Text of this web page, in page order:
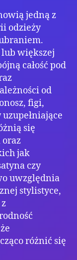
jedną z
odzieży
lub większej
całość pod
od
figi,
się
oraz
jak
czy
uwzględnia
stylistyce,
różnić się